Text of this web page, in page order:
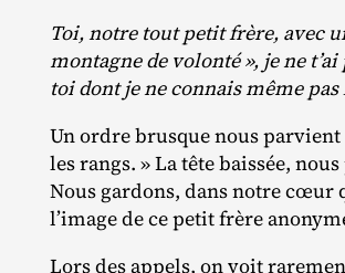
Toi, notre tout petit frère, avec
montagne de volonté », je ne
toi dont je ne connais même
Un ordre brusque nous parvient
les rangs. » La tête baissée,
Nous gardons, dans notre cœur
l’image de ce petit frère
Lors des appels, on voit